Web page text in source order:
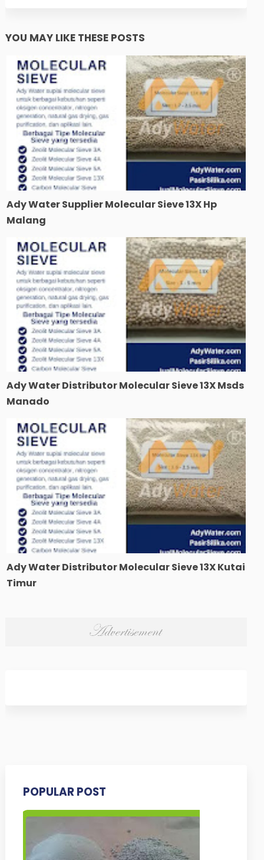
YOU MAY LIKE THESE POSTS
Ady Water Supplier Molecular Sieve 13X Hp
Malang
Ady Water Distributor Molecular Sieve 13X Msds
Manado
Ady Water Distributor Molecular Sieve 13X Kutai
Timur
POPULAR POST